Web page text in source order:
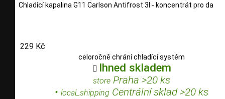
Chladící kapalina G11 Carlson Antifrost 3l - koncentrát pro další
229 Kč
celoročně chrání chladící systém
 Ihned skladem
store Praha >20 ks
• local_shipping Centrální sklad >20 ks